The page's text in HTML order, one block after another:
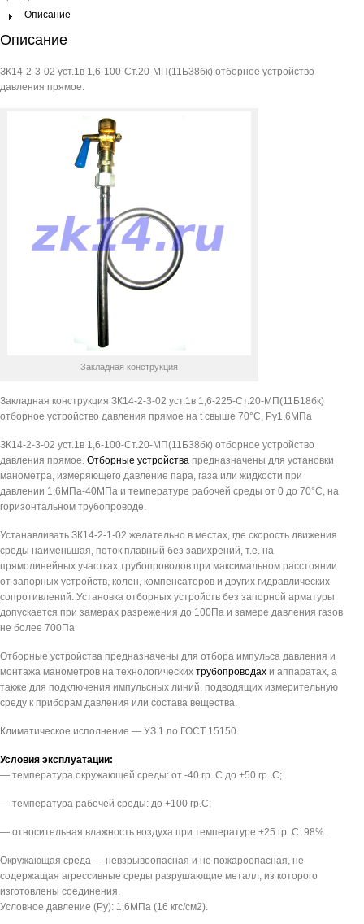
02
1,6-
Ст.20-
МП(11Б18бк)
Описание
Описание
ЗК14-2-3-02 уст.1в 1,6-100-Ст.20-МП(11Б38бк) отборное устройство
давления прямое.
Закладная конструкция
Закладная конструкция ЗК14-2-3-02 уст.1в 1,6-225-Ст.20-МП(11Б18бк)
отборное устройство давления прямое на t свыше 70°С, Pу1,6МПа
ЗК14-2-3-02 уст.1в 1,6-100-Ст.20-МП(11Б38бк) отборное устройство
давления прямое. Отборные устройства предназначены для установки
манометра, измеряющего давление пара, газа или жидкости при
давлении 1,6МПа-40МПа и температуре рабочей среды от 0 до 70°С, на
горизонтальном трубопроводе.
Устанавливать ЗК14-2-1-02 желательно в местах, где скорость движения
среды наименьшая, поток плавный без завихрений, т.е. на
прямолинейных участках трубопроводов при максимальном расстоянии
от запорных устройств, колен, компенсаторов и других гидравлических
сопротивлений. Установка отборных устройств без запорной арматуры
допускается при замерах разрежения до 100Па и замере давления газов
не более 700Па
Отборные устройства предназначены для отбора импульса давления и
монтажа манометров на технологических трубопроводах и аппаратах, а
также для подключения импульсных линий, подводящих измерительную
среду к приборам давления или состава вещества.
Климатическое исполнение — УЗ.1 по ГОСТ 15150.
Условия эксплуатации:
— температура окружающей среды: от -40 гр. С до +50 гр. С;
— температура рабочей среды: до +100 гр.С;
— относительная влажность воздуха при температуре +25 гр. С: 98%.
Окружающая среда — невзрывоопасная и не пожароопасная, не
содержащая агрессивные среды разрушающие металл, из которого
изготовлены соединения.
Условное давление (Pу): 1,6МПа (16 кгс/см2).